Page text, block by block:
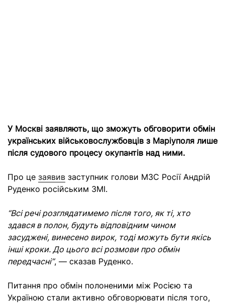
У Москві заявляють, що зможуть обговорити обмін
українських військовослужбовців з Маріуполя лише
після судового процесу окупантів над ними.
Про це заявив заступник голови МЗС Росії Андрій
Руденко російським ЗМІ.
“Всі речі розглядатимемо після того, як ті, хто
здався в полон, будуть відповідним чином
засуджені, винесено вирок, тоді можуть бути якісь
інші кроки. До цього всі розмови про обмін
передчасні”, — сказав Руденко.
Питання про обмін полоненими між Росією та
Україною стали активно обговорювати після того,